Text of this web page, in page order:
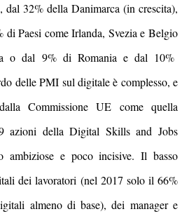
dal 32% della Danimarca (in crescita),
di Paesi comeIrlanda, Svezia e Belgio
o dal 9% di Romania e dal 10%
delle PMI sul digitale è complesso, e
Commissione UE come quella
azioni della Digital Skills and Jobs
ambiziose e poco incisive. Il basso
dei lavoratori (nel 2017 solo il 66%
almeno di base), dei manager e